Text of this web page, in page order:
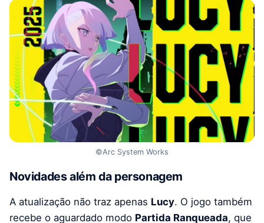
©Arc System Works
Novidades além da personagem
A atualização não traz apenas Lucy. O jogo também
recebe o aguardado modo Partida Ranqueada, que